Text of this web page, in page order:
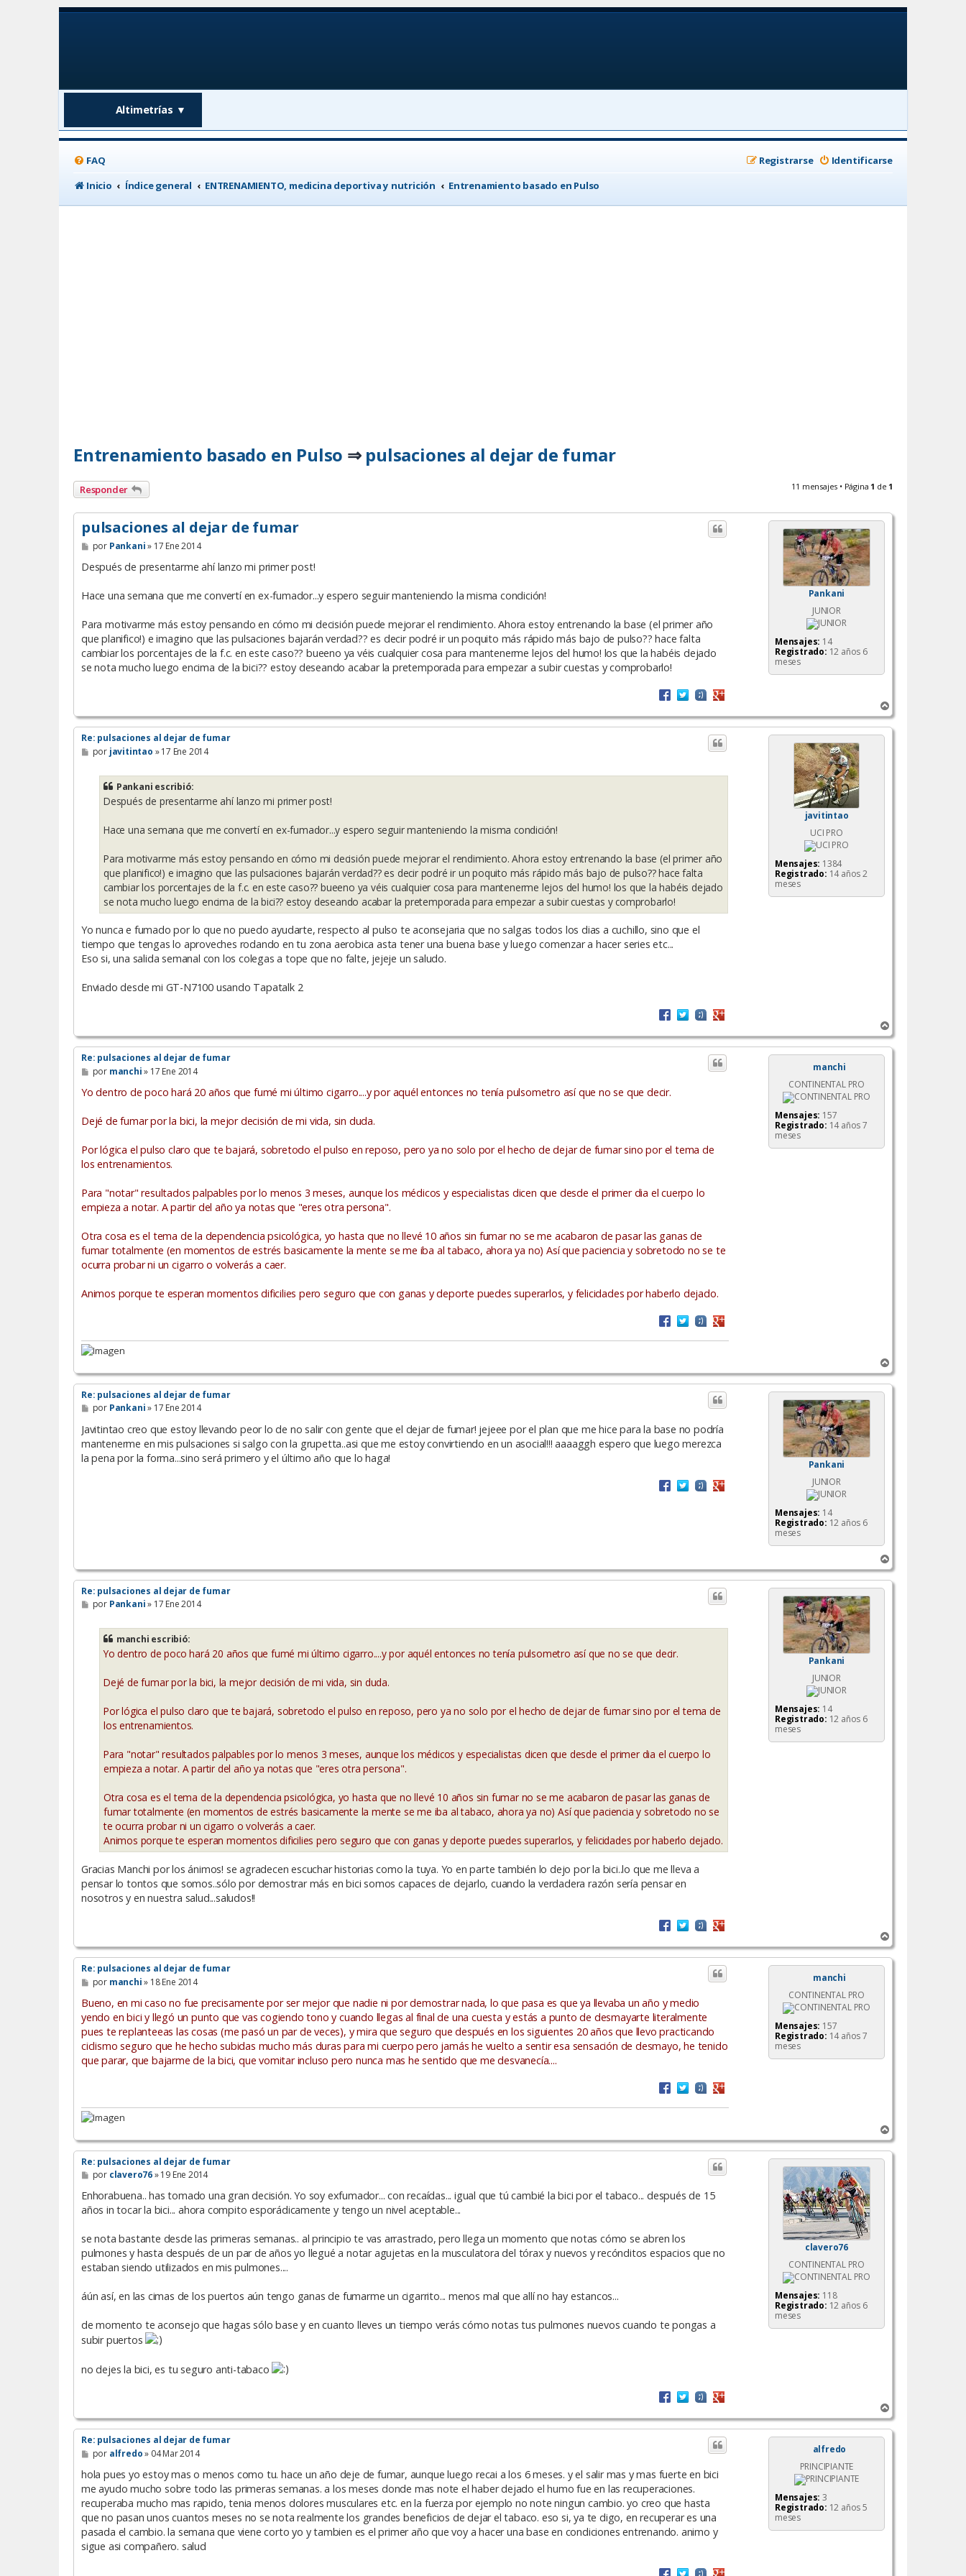
Altimetrías ▼
FAQ Identificarse
Registrarse
Inicio
Índice general ENTRENAMIENTO, medicina deportiva y nutrición Entrenamiento basado en Pulso
Entrenamiento basado en Pulso ⇒ pulsaciones al dejar de fumar
Responder 11 mensajes • Página 1 de 1
Pankani
JUNIOR
Mensajes: 14
Registrado: 12 años 6
meses
pulsaciones al dejar de fumar
M
e
n
j
por Pankani» 17 Ene 2014
Después de presentarme ahí lanzo mi primer post!
Hace una semana que me convertí en ex-fumador...y espero seguir manteniendo la misma condición!
Para motivarme más estoy pensando en cómo mi decisión puede mejorar el rendimiento. Ahora estoy entrenando la base (el primer año
que planifico!) e imagino que las pulsaciones bajarán verdad?? es decir podré ir un poquito más rápido más bajo de pulso?? hace falta
cambiar los porcentajes de la f.c. en este caso?? bueeno ya véis cualquier cosa para mantenerme lejos del humo! los que la habéis dejado
se nota mucho luego encima de la bici?? estoy deseando acabar la pretemporada para empezar a subir cuestas y comprobarlo!
r
r
javitintao
UCI PRO
Mensajes: 1384
Registrado: 14 años 2
meses
Re: pulsaciones al dejar de fumar
M
e
por javitintao »17 Ene 2014
Pankani escribió:
Después de presentarme ahí lanzo mi primer post!
Hace una semana que me convertí en ex-fumador...y espero seguir manteniendo la misma condición!
Para motivarme más estoy pensando en cómo mi decisión puede mejorar el rendimiento. Ahora estoy entrenando la base (el primer año
que planifico!) e imagino que las pulsaciones bajarán verdad?? es decir podré ir un poquito más rápido más bajo de pulso?? hace falta
cambiar los porcentajes de la f.c. en este caso?? bueeno ya véis cualquier cosa para mantenerme lejos del humo! los que la habéis dejado
se nota mucho luego encima de la bici?? estoy deseando acabar la pretemporada para empezar a subir cuestas y comprobarlo!
Yo nunca e fumado por lo que no puedo ayudarte, respecto al pulso te aconsejaria que no salgas todos los dias a cuchillo, sino que el
tiempo que tengas lo aproveches rodando en tu zona aerobica asta tener una buena base y luego comenzar a hacer series etc...
Eso si, una salida semanal con los colegas a tope que no falte, jejeje un saludo.
Enviado desde mi GT-N7100 usando Tapatalk 2
r
r
manchi
CONTINENTAL PRO
Mensajes: 157
Registrado: 14 años 7
meses
Re: pulsaciones al dejar de fumar
M
e
n
j
e
por manchi» 17 Ene 2014
Yo dentro de poco hará 20 años que fumé mi último cigarro....y por aquél entonces no tenía pulsometro así que no se que decir.
Dejé de fumar por la bici, la mejor decisión de mi vida, sin duda.
Por lógica el pulso claro que te bajará, sobretodo el pulso en reposo, pero ya no solo por el hecho de dejar de fumar sino por el tema de
los entrenamientos.
Para "notar" resultados palpables por lo menos 3 meses, aunque los médicos y especialistas dicen que desde el primer dia el cuerpo lo
empieza a notar. A partir del año ya notas que "eres otra persona".
Otra cosa es el tema de la dependencia psicológica, yo hasta que no llevé 10 años sin fumar no se me acabaron de pasar las ganas de
fumar totalmente (en momentos de estrés basicamente la mente se me iba al tabaco, ahora ya no) Así que paciencia y sobretodo no se te
ocurra probar ni un cigarro o volverás a caer.
Animos porque te esperan momentos dificilies pero seguro que con ganas y deporte puedes superarlos, y felicidades por haberlo dejado.
r
r
Pankani
JUNIOR
Mensajes: 14
Registrado: 12 años 6
meses
Re: pulsaciones al dejar de fumar
M
n
a
j
e
por Pankani» 17 Ene 2014
Javitintao creo que estoy llevando peor lo de no salir con gente que el dejar de fumar! jejeee por el plan que me hice para la base no podría
mantenerme en mis pulsaciones si salgo con la grupetta..asi que me estoy convirtiendo en un asocial!!! aaaaggh espero que luego merezca
la pena por la forma...sino será primero y el último año que lo haga!
r
r
Pankani
JUNIOR
Mensajes: 14
Registrado: 12 años 6
meses
Re: pulsaciones al dejar de fumar
M
por Pankani» 17 Ene 2014
manchi escribió:
Yo dentro de poco hará 20 años que fumé mi último cigarro....y por aquél entonces no tenía pulsometro así que no se que decir.
Dejé de fumar por la bici, la mejor decisión de mi vida, sin duda.
Por lógica el pulso claro que te bajará, sobretodo el pulso en reposo, pero ya no solo por el hecho de dejar de fumar sino por el tema de
los entrenamientos.
Para "notar" resultados palpables por lo menos 3 meses, aunque los médicos y especialistas dicen que desde el primer dia el cuerpo lo
empieza a notar. A partir del año ya notas que "eres otra persona".
Otra cosa es el tema de la dependencia psicológica, yo hasta que no llevé 10 años sin fumar no se me acabaron de pasar las ganas de
fumar totalmente (en momentos de estrés basicamente la mente se me iba al tabaco, ahora ya no) Así que paciencia y sobretodo no se
te ocurra probar ni un cigarro o volverás a caer.
Animos porque te esperan momentos dificilies pero seguro que con ganas y deporte puedes superarlos, y felicidades por haberlo dejado.
Gracias Manchi por los ánimos! se agradecen escuchar historias como la tuya. Yo en parte también lo dejo por la bici..lo que me lleva a
pensar lo tontos que somos..sólo por demostrar más en bici somos capaces de dejarlo, cuando la verdadera razón sería pensar en
nosotros y en nuestra salud...saludos!!
r
r
manchi
CONTINENTAL PRO
Mensajes: 157
Registrado: 14 años 7
meses
Re: pulsaciones al dejar de fumar
M
e
n
a
j
e
por manchi» 18 Ene 2014
Bueno, en mi caso no fue precisamente por ser mejor que nadie ni por demostrar nada, lo que pasa es que ya llevaba un año y medio
yendo en bici y llegó un punto que vas cogiendo tono y cuando llegas al final de una cuesta y estás a punto de desmayarte literalmente
pues te replanteeas las cosas (me pasó un par de veces), y mira que seguro que después en los siguientes 20 años que llevo practicando
ciclismo seguro que he hecho subidas mucho más duras para mi cuerpo pero jamás he vuelto a sentir esa sensación de desmayo, he tenido
que parar, que bajarme de la bici, que vomitar incluso pero nunca mas he sentido que me desvanecía....
r
r
clavero76
CONTINENTAL PRO
Mensajes: 118
Registrado: 12 años 6
meses
Re: pulsaciones al dejar de fumar
M
e
n
s
a
e
por clavero76»19 Ene 2014
Enhorabuena.. has tomado una gran decisión. Yo soy exfumador... con recaídas... igual que tú cambié la bici por el tabaco... después de 15
años in tocar la bici... ahora compito esporádicamente y tengo un nivel aceptable...
se nota bastante desde las primeras semanas.. al principio te vas arrastrado, pero llega un momento que notas cómo se abren los
pulmones y hasta después de un par de años yo llegué a notar agujetas en la musculatora del tórax y nuevos y recónditos espacios que no
estaban siendo utilizados en mis pulmones....
áún así, en las cimas de los puertos aún tengo ganas de fumarme un cigarrito... menos mal que allí no hay estancos...
de momento te aconsejo que hagas sólo base y en cuanto lleves un tiempo verás cómo notas tus pulmones nuevos cuando te pongas a
subir puertos
no dejes la bici, es tu seguro anti-tabaco
r
r
alfredo
PRINCIPIANTE
Mensajes: 3
Registrado: 12 años 5
meses
Re: pulsaciones al dejar de fumar
M
e
n
a
j
e
por alfredo» 04 Mar 2014
hola pues yo estoy mas o menos como tu. hace un año deje de fumar, aunque luego recai a los 6 meses. y el salir mas y mas fuerte en bici
me ayudo mucho sobre todo las primeras semanas. a los meses donde mas note el haber dejado el humo fue en las recuperaciones.
recuperaba mucho mas rapido, tenia menos dolores musculares etc. en la fuerza por ejemplo no note ningun cambio. yo creo que hasta
que no pasan unos cuantos meses no se nota realmente los grandes beneficios de dejar el tabaco. eso si, ya te digo, en recuperar es una
pasada el cambio. la semana que viene corto yo y tambien es el primer año que voy a hacer una base en condiciones entrenando. animo y
sigue asi compañero. salud